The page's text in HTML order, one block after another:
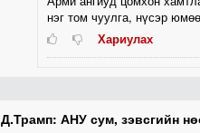
нэг том чуулга, нүсэр
Хариулах
Д.Трамп: АНУ сум, зэвсгийн